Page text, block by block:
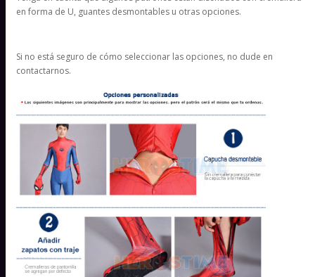
en forma de U, guantes desmontables u otras opciones.
Si no está seguro de cómo seleccionar las opciones, no dude en
contactarnos.